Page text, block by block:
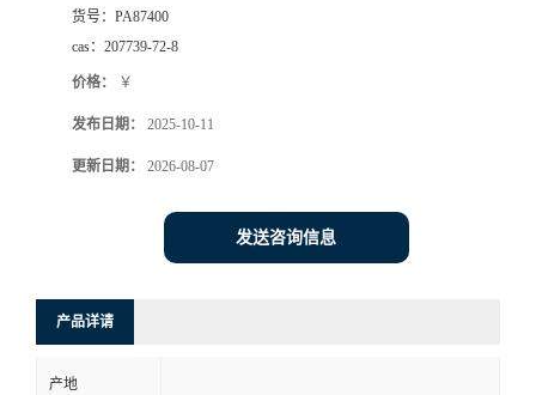
货号： PA87400
cas： 207739-72-8
价格： ￥
发布日期： 2025-10-11
更新日期： 2026-08-07
发送咨询信息
产品详请
产地